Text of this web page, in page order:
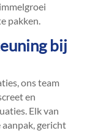
pakken.​
bij
ons team
en
Elk van
gericht